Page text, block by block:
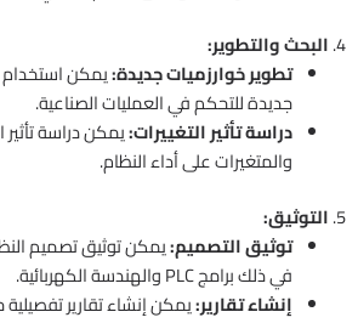
4. البحث والتطوير:
تطوير خوارزميات جديدة:يمكن استخدام
جديدة للتحكم في العمليات الصناعية.
دراسة تأثير التغييرات:يمكن دراسة تأثير
والمتغيرات على أداء النظام.
5. التوثيق:
توثيق التصميم:يمكن توثيق تصميم
في ذلك برامج PLC والهندسة الكهربائية.
إنشاء تقارير:يمكن إنشاء تقارير تفصيلية